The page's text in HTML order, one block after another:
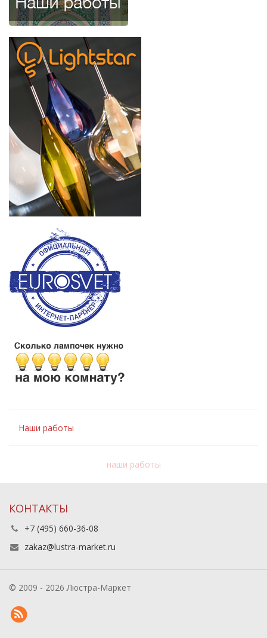
Наши работы
наши работы
КОНТАКТЫ
+7 (495) 660-36-08
zakaz@lustra-market.ru
© 2009 - 2026 Люстра-Маркет